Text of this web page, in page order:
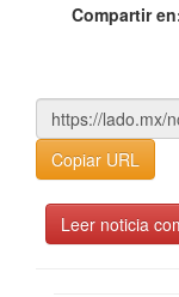
Compartir
Copiar URL
Leer noticia